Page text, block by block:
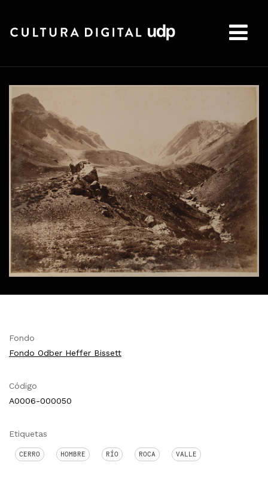
Fondo
Fondo Odber Heffer Bissett
Código
A0006-000050
Etiquetas
CERRO HOMBRE RÍO ROCA VALLE